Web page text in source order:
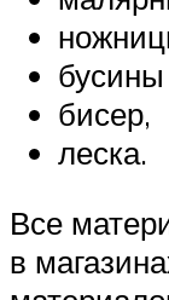
бисер,
леска.
Все
в